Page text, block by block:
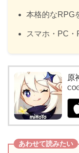
本格的なRPG
スマホ・PC
原